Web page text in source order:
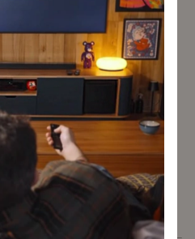
en medida, color y
el color de laca desde
el tipo de madera deseado
opciones en el menú -
y pueden variar según la
mueble o resolver dudas?
La atención es brindada por
en diseño, decoración